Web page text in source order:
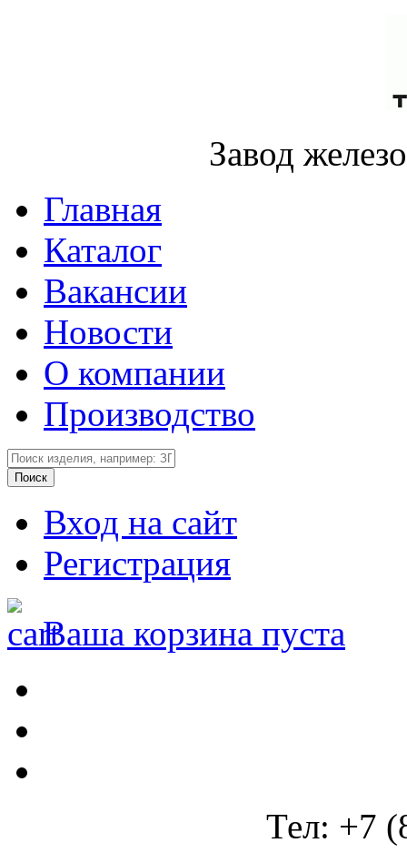
Завод
Главная
Каталог
Вакансии
Новости
О компании
Производство
Вход на сайт
Регистрация
Ваша корзина пуста
Тел: +7